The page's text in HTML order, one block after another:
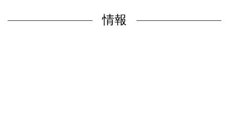
情報